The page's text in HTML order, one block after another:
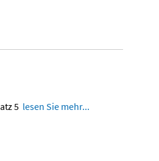
5 lesen Sie mehr...